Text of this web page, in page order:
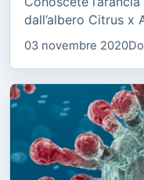
dall’albero Citrus x
03 novembre 2020